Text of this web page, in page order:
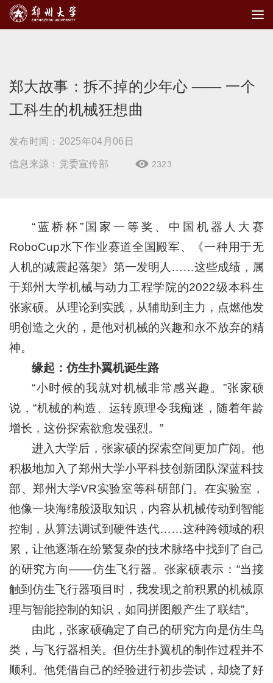
郑大故事：拆不掉的少年心 —— 一个
工科生的机械狂想曲
发布时间：2025年04月06日
信息来源：党委宣传部  2323
“蓝桥杯”国家一等奖、中国机器人大赛
RoboCup水下作业赛道全国殿军、《一种用于无
人机的减震起落架》第一发明人……这些成绩，属
于郑州大学机械与动力工程学院的2022级本科生
张家硕。从理论到实践，从辅助到主力，点燃他发
明创造之火的，是他对机械的兴趣和永不放弃的精
神。
缘起：仿生扑翼机诞生路
“小时候的我就对机械非常感兴趣。”张家硕
说，“机械的构造、运转原理令我痴迷，随着年龄
增长，这份探索欲愈发强烈。”
进入大学后，张家硕的探索空间更加广阔。他
积极地加入了郑州大学小平科技创新团队深蓝科技
部、郑州大学VR实验室等科研部门。在实验室，
他像一块海绵般汲取知识，内容从机械传动到智能
控制，从算法调试到硬件迭代……这种跨领域的积
累，让他逐渐在纷繁复杂的技术脉络中找到了自己
的研究方向——仿生飞行器。张家硕表示：“当接
触到仿生飞行器项目时，我发现之前积累的机械原
理与智能控制的知识，如同拼图般产生了联结”。
由此，张家硕确定了自己的研究方向是仿生鸟
类，与飞行器相关。但仿生扑翼机的制作过程并不
顺利。他凭借自己的经验进行初步尝试，却烧了好